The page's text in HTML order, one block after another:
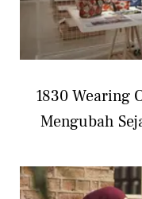
1830 Wearing
Mengubah